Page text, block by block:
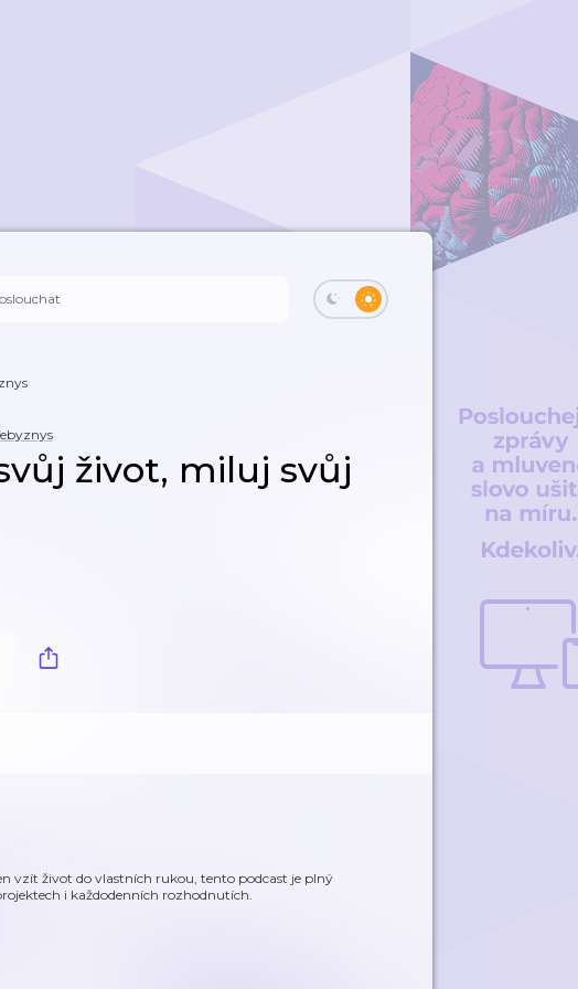
život, miluj svůj
vzít život do vlastních rukou, tento podcast je plný
i každodenních rozhodnutích.